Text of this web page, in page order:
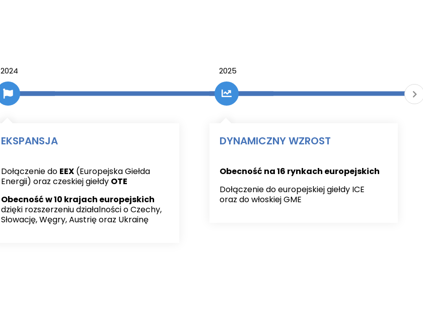
2024
EKSPANSJA
Dołączenie do EEX (Europejska Giełda
Energii) oraz czeskiej giełdy OTE
Obecność w 10 krajach europejskich
dzięki rozszerzeniu działalności o Czechy,
Słowację, Węgry, Austrię oraz Ukrainę
2025
DYNAMICZNY WZROST
Obecność na 16 rynkach europejskich
Dołączenie do europejskiej giełdy ICE
oraz do włoskiej GME